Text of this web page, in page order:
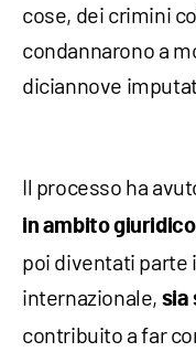
cose, dei crimini
condannarono a
diciannove
Il processo ha
in ambito giuridico
poi diventati
internazionale, sia
contribuito a far